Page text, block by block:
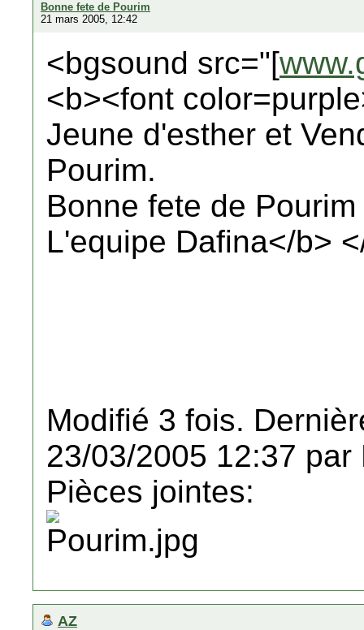
Bonne fete de Pourim
21 mars 2005, 12:42
<bgsound src="[
<b><font
Jeune d'esther et
Pourim.
Bonne fete de
L'equipe Dafina</b>
Modifié 3 fois.
23/03/2005 12:37 par
Pièces jointes:
AZ